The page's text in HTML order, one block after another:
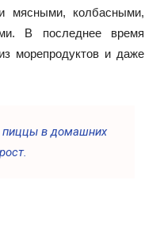
мясными, колбасными,
В последнее время
морепродуктов и даже
пиццы в домашних